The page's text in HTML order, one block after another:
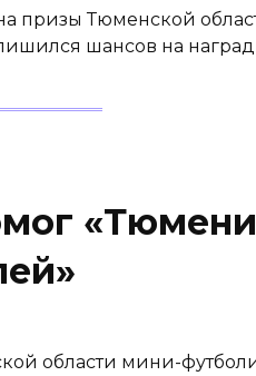
призы Тюменской
шансов на
области мини-